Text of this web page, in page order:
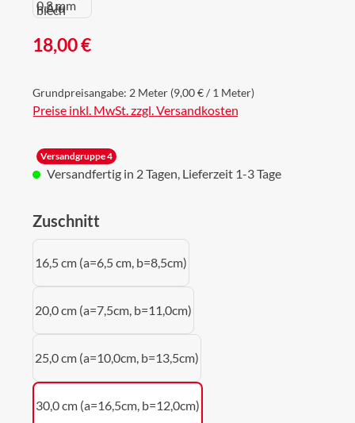
Regulärer Preis:
18,00 €
Grundpreisangabe: 2 Meter (9,00 € / 1 Meter)
Preise inkl. MwSt. zzgl. Versandkosten
Versandgruppe 4
Versandfertig in 2 Tagen, Lieferzeit 1-3 Tage
Zuschnitt
16,5 cm (a=6,5 cm, b=8,5cm)
20,0 cm (a=7,5cm, b=11,0cm)
25,0 cm (a=10,0cm, b=13,5cm)
30,0 cm (a=16,5cm, b=12,0cm)